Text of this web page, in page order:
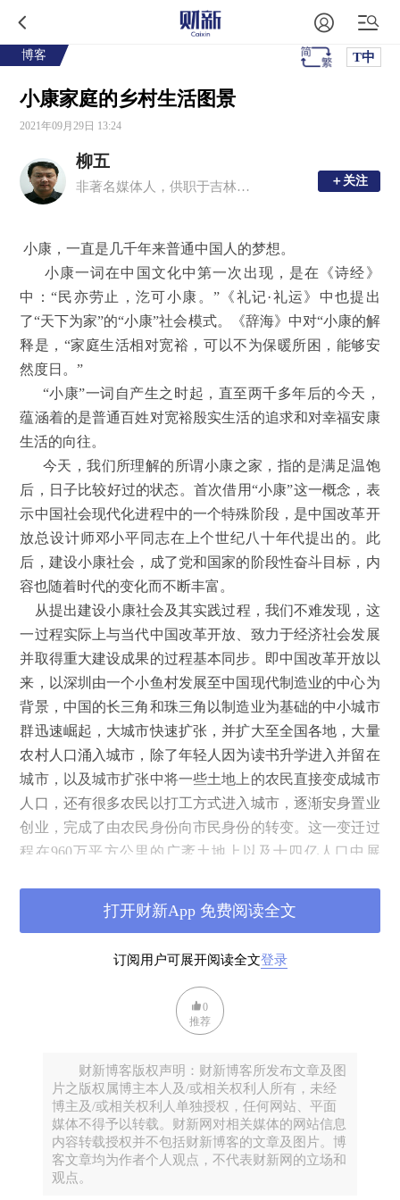
博客 T中
小康家庭的乡村生活图景
2021年09月29日 13:24
柳五
非著名媒体人，供职于吉林日报 ＋关注
＋关注
小康，一直是几千年来普通中国人的梦想。
小康一词在中国文化中第一次出现，是在《诗经》
中：“民亦劳止，汔可小康。”《礼记·礼运》中也提出
了“天下为家”的“小康”社会模式。《辞海》中对“小康的解
释是，“家庭生活相对宽裕，可以不为保暖所困，能够安
然度日。”
“小康”一词自产生之时起，直至两千多年后的今天，
蕴涵着的是普通百姓对宽裕殷实生活的追求和对幸福安康
生活的向往。
今天，我们所理解的所谓小康之家，指的是满足温饱
后，日子比较好过的状态。首次借用“小康”这一概念，表
示中国社会现代化进程中的一个特殊阶段，是中国改革开
放总设计师邓小平同志在上个世纪八十年代提出的。此
后，建设小康社会，成了党和国家的阶段性奋斗目标，内
容也随着时代的变化而不断丰富。
从提出建设小康社会及其实践过程，我们不难发现，这
一过程实际上与当代中国改革开放、致力于经济社会发展
并取得重大建设成果的过程基本同步。即中国改革开放以
来，以深圳由一个小鱼村发展至中国现代制造业的中心为
背景，中国的长三角和珠三角以制造业为基础的中小城市
群迅速崛起，大城市快速扩张，并扩大至全国各地，大量
农村人口涌入城市，除了年轻人因为读书升学进入并留在
城市，以及城市扩张中将一些土地上的农民直接变成城市
人口，还有很多农民以打工方式进入城市，逐渐安身置业
创业，完成了由农民身份向市民身份的转变。这一变迁过
程在960万平方公里的广袤土地上以及十四亿人口中展
在这一过程中，作为传统农业社会的历史背景，以及现
代化过程中，快速工业化、城市化的现实环境，乡村意象
代商业社会的挤压和侵蚀下不断收缩，并被纳入到城市经
济的大循环过程中，沦为城市的附属性的存在。传统农
业、农村的生活图景也被置于一种作为城市的对立面，起
同年龄段的人群中呈现出不同的面貌。
对很多正处于大学学习阶段的00后的学子们而言，农村
及其生活图景变得越来越抽象。即使是来自农村、户籍还
在农村的孩子，由于得益于经济的快速发展和父辈们的努
力，很多学生家庭生活条件在早已经超越温饱阶段，提前
实现小康。这是因为城市化、工业化进程加快，其中蕴含
订阅用户可展开阅读全文登录
打开财新App 免费阅读全文
0
推荐
财新博客版权声明：财新博客所发布文章及图
片之版权属博主本人及/或相关权利人所有，未经
博主及/或相关权利人单独授权，任何网站、平面
媒体不得予以转载。财新网对相关媒体的网站信息
内容转载授权并不包括财新博客的文章及图片。博
客文章均为作者个人观点，不代表财新网的立场和
观点。